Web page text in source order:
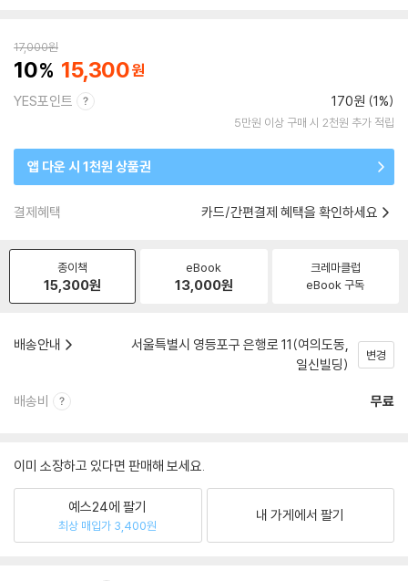
17,000원
10 15,300
YES포인트 170원 (1%)
5만원 이상 구매 시 2천원 추가 적립
앱 다운 시 1천원 상품권
결제혜택 카드/간편결제 혜택을 확인하세요
종이책
15,300원
eBook
13,000원
크레마클럽
eBook 구독
배송안내
서울특별시 영등포구 은행로 11(여의도동,
일신빌딩)
변경
배송비 무료
이미 소장하고 있다면 판매해 보세요.
예스24에 팔기
최상 매입가 3,400원
내 가게에서 팔기